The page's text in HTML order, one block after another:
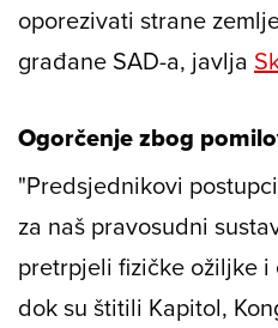
oporezivati ​​strane
građane SAD-a, javlja
Ogorčenje zbog
"Predsjednikovi
za naš pravosudni
pretrpjeli fizičke ožiljke
dok su štitili Kapitol,